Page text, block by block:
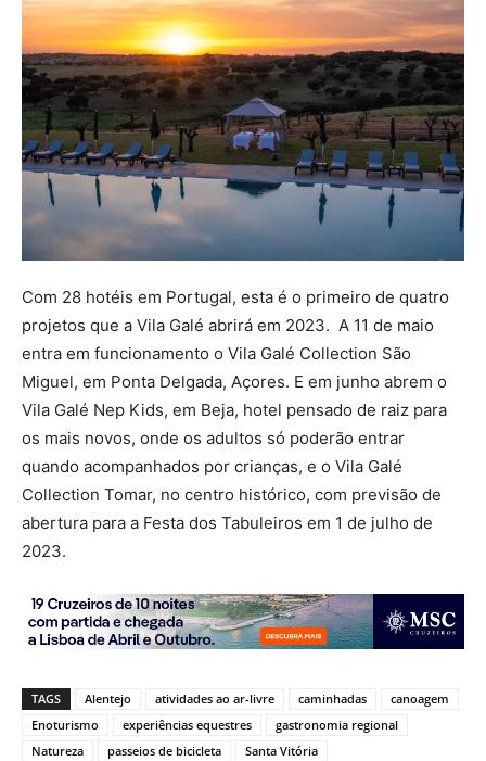
Com 28 hotéis em Portugal, esta é o primeiro de quatro
projetos que a Vila Galé abrirá em 2023. A 11 de maio
entra em funcionamento o Vila Galé Collection São
Miguel, em Ponta Delgada, Açores. E em junho abrem o
Vila Galé Nep Kids, em Beja, hotel pensado de raiz para
os mais novos, onde os adultos só poderão entrar
quando acompanhados por crianças, e o Vila Galé
Collection Tomar, no centro histórico, com previsão de
abertura para a Festa dos Tabuleiros em 1 de julho de
2023.
TAGS Alentejo atividades ao ar-livre caminhadas
canoagem
Enoturismo
experiências equestres
gastronomia regional
Natureza
passeios de bicicleta
Santa Vitória